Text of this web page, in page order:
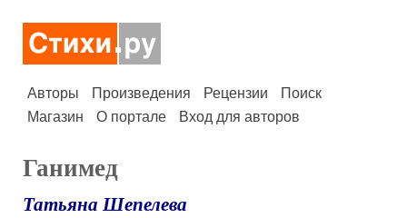
Авторы Произведения Рецензии
Поиск
Магазин
О портале Вход для авторов
Ганимед
Татьяна Шепелева